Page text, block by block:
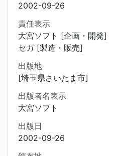
2002-09-26
責任表示
大宮ソフト [企画・開発]
セガ [製造・販売]
出版地
[埼玉県さいたま市]
出版者名表示
大宮ソフト
出版日
2002-09-26